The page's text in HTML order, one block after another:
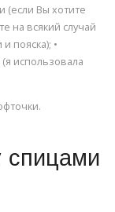
(если Вы хотите
на всякий случай
пояска); •
использовала
спицами